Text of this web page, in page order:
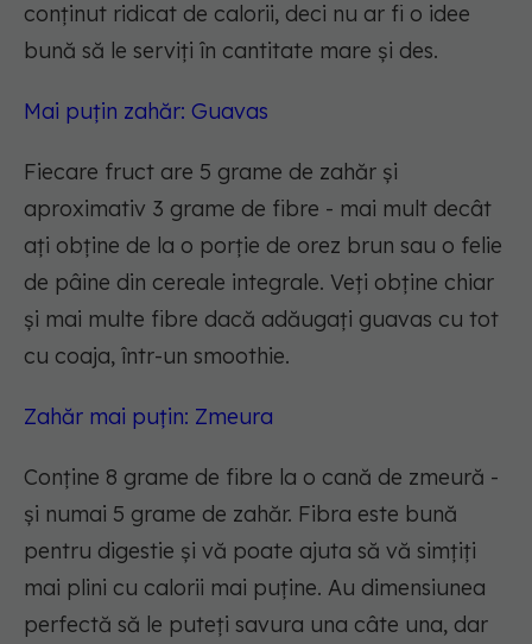
conținut ridicat de calorii, deci nu ar fi o idee
bună să le serviți în cantitate mare și des.
Mai puțin zahăr: Guavas
Fiecare fruct are 5 grame de zahăr și
aproximativ 3 grame de fibre - mai mult decât
ați obține de la o porție de orez brun sau o felie
de pâine din cereale integrale. Veți obține chiar
și mai multe fibre dacă adăugați guavas cu tot
cu coaja, într-un smoothie.
Zahăr mai puțin: Zmeura
Conține 8 grame de fibre la o cană de zmeură -
și numai 5 grame de zahăr. Fibra este bună
pentru digestie și vă poate ajuta să vă simțiți
mai plini cu calorii mai puține. Au dimensiunea
perfectă să le puteți savura una câte una, dar